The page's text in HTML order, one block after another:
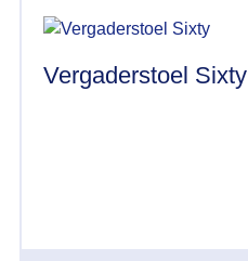
Vergaderstoel Sixty